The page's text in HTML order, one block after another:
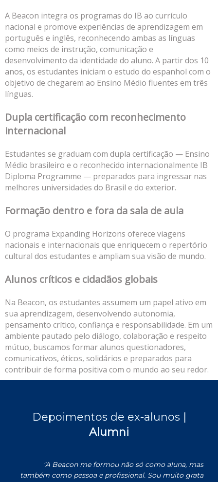
A Beacon integra os programas do IB ao currículo
nacional e promove experiências de aprendizagem em
português e inglês, reconhecendo ambas as línguas
como meios de instrução, comunicação e
desenvolvimento da identidade do aluno. A partir dos 10
anos, os estudantes iniciam o estudo do espanhol com o
objetivo de chegarem ao Ensino Médio fluentes em três
línguas.
Dupla certificação com reconhecimento
internacional
Estudantes se graduam com dupla certificação — Ensino
Médio brasileiro e o reconhecido internacionalmente IB
Diploma Programme — preparados para ingressar nas
melhores universidades do Brasil e do exterior.
Formação dentro e fora da sala de aula
O programa Expanding Horizons oferece viagens
nacionais e internacionais que enriquecem o repertório
cultural dos estudantes e ampliam sua visão de mundo.
Alunos críticos e cidadãos globais
Na Beacon, os estudantes assumem um papel ativo em
sua aprendizagem, desenvolvendo autonomia,
pensamento crítico, confiança e responsabilidade. Em um
ambiente pautado pelo diálogo, colaboração e respeito
mútuo, buscamos formar alunos questionadores,
comunicativos, éticos, solidários e preparados para
contribuir de forma positiva com o mundo ao seu redor.
Depoimentos de ex-alunos |
Alumni
"A Beacon me formou não só como aluna, mas
também como pessoa e profissional. Sou muito grata